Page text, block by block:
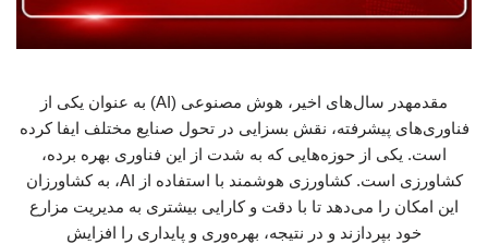
مقدمهدر سال‌های اخیر، هوش مصنوعی (AI) به عنوان یکی از
فناوری‌های پیشرفته، نقش بسزایی در تحول صنایع مختلف ایفا کرده
است. یکی از حوزه‌هایی که به شدت از این فناوری بهره برده،
کشاورزی است. کشاورزی هوشمند با استفاده از AI، به کشاورزان
این امکان را می‌دهد تا با دقت و کارایی بیشتری به مدیریت مزارع
خود بپردازند و در نتیجه، بهره‌وری و پایداری را افزایش